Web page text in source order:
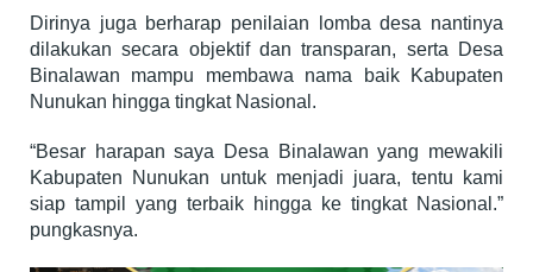
Dirinya juga berharap penilaian lomba desa nantinya
dilakukan secara objektif dan transparan, serta Desa
Binalawan mampu membawa nama baik Kabupaten
Nunukan hingga tingkat Nasional.
“Besar harapan saya Desa Binalawan yang mewakili
Kabupaten Nunukan untuk menjadi juara, tentu kami
siap tampil yang terbaik hingga ke tingkat Nasional.”
pungkasnya.